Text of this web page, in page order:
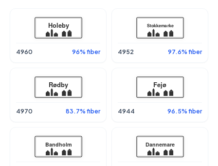
4960 96% fiber 4952 97.6% fiber
4970 83.7% fiber 4944 96.5% fiber